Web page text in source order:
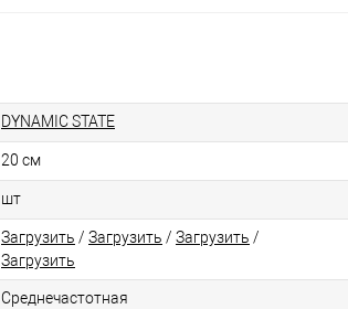
DYNAMIC STATE
20 см
шт
Загрузить / Загрузить / Загрузить /
Загрузить
Среднечастотная